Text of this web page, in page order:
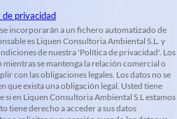
de privacidad
incorporarán a un fichero automatizado de
es Liquen Consultoria Ambiental S.L. y
de nuestra 'Política de privacidad'. Los
se mantenga la relación comercial o
con las obligaciones legales. Los datos no se
que exista una obligación legal. Usted tiene
en Liquen Consultoria Ambiental S.L estamos
tiene derecho a acceder a sus datos